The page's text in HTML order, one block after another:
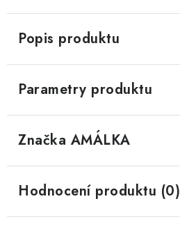
Popis produktu
Parametry produktu
Značka AMÁLKA
Hodnocení produktu (0)